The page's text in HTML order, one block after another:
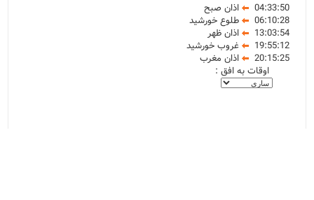
04:33:50
اذان صبح
06:10:28
طلوع خورشید
13:03:54
اذان ظهر
19:55:12
غروب خورشید
20:15:25
اذان مغرب
اوقات به افق :